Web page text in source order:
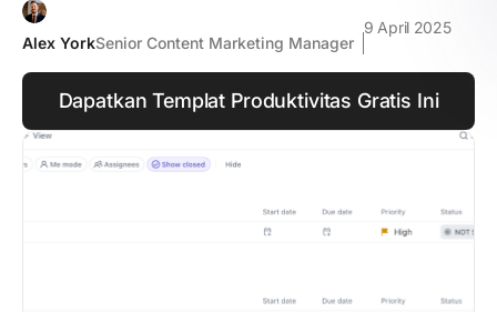
Alex YorkSenior Content Marketing Manager
9 April 2025
Dapatkan Templat Produktivitas Gratis Ini